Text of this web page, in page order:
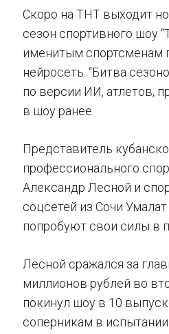
Скоро на ТНТ выходит
сезон спортивного шоу
именитым спортсменам
нейросеть. “Битва
по версии ИИ, атлетов,
в шоу ранее.
Представитель
профессионального
Александр Лесной и
соцсетей из Сочи
попробуют свои силы в
Лесной сражался за
миллионов рублей во
покинул шоу в 10
соперникам в